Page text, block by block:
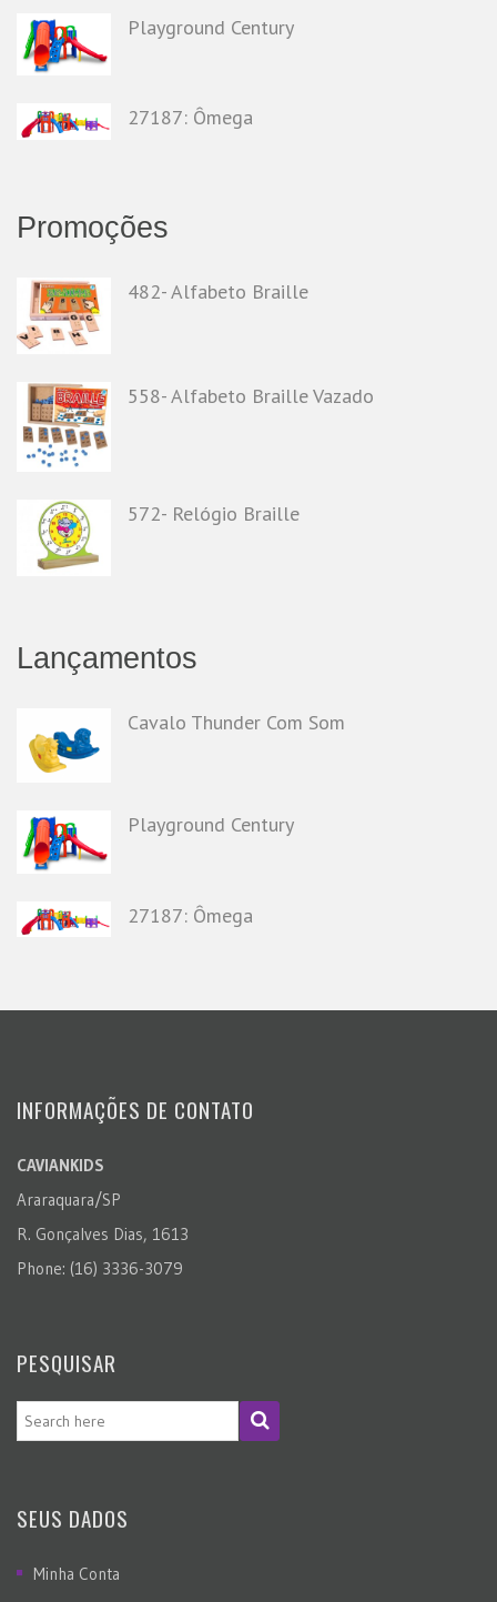
Playground Century
27187: Ômega
Promoções
482- Alfabeto Braille
558- Alfabeto Braille Vazado
572- Relógio Braille
Lançamentos
Cavalo Thunder Com Som
Playground Century
27187: Ômega
INFORMAÇÕES DE CONTATO
CAVIANKIDS
Araraquara/SP
R. Gonçalves Dias, 1613
Phone: (16) 3336-3079
PESQUISAR
SEUS DADOS
Minha Conta